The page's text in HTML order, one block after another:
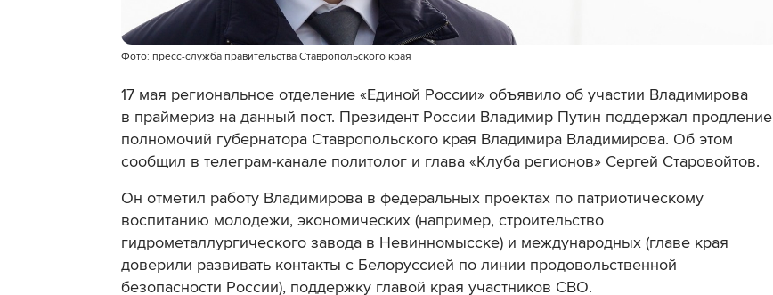
Фото: пресс-служба правительства Ставропольского края
17 мая региональное отделение «Единой России» объявило об участии Владимирова
в праймериз на данный пост. Президент России Владимир Путин поддержал продление
полномочий губернатора Ставропольского края Владимира Владимирова. Об этом
сообщил в телеграм-канале политолог и глава «Клуба регионов» Сергей Старовойтов.
Он отметил работу Владимирова в федеральных проектах по патриотическому
воспитанию молодежи, экономических (например, строительство
гидрометаллургического завода в Невинномысске) и международных (главе края
доверили развивать контакты с Белоруссией по линии продовольственной
безопасности России), поддержку главой края участников СВО.